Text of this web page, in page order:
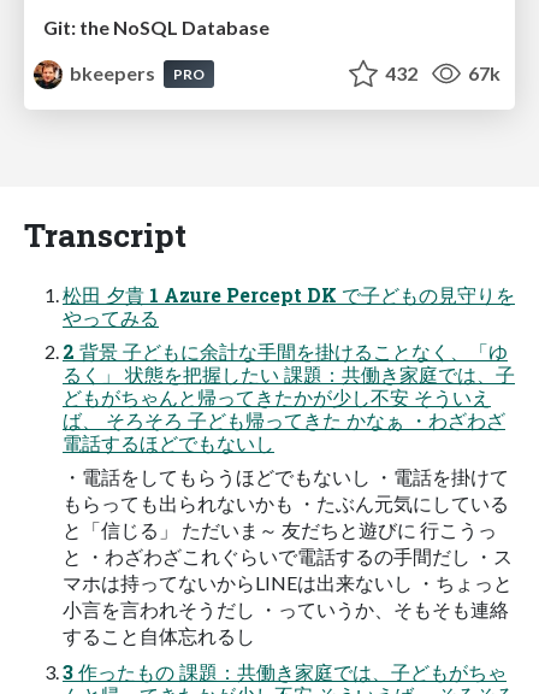
Git: the NoSQL Database
bkeepers
PRO 432 67k
Transcript
松田 夕貴 1 Azure Percept DK で子どもの見守りを
やってみる
2 背景 子どもに余計な手間を掛けることなく、「ゆ
るく」 状態を把握したい 課題：共働き家庭では、子
どもがちゃんと帰ってきたかが少し不安 そういえ
ば、 そろそろ 子ども帰ってきた かなぁ ・わざわざ
電話するほどでもないし
・電話をしてもらうほどでもないし ・電話を掛けて
もらっても出られないかも ・たぶん元気にしている
と「信じる」 ただいま～ 友だちと遊びに 行こうっ
と ・わざわざこれぐらいで電話するの手間だし ・ス
マホは持ってないからLINEは出来ないし ・ちょっと
小言を言われそうだし ・っていうか、そもそも連絡
すること自体忘れるし
3 作ったもの 課題：共働き家庭では、子どもがちゃ